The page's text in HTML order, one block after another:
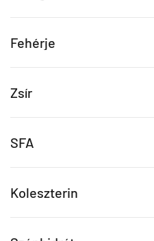
Fehérje
Zsír
SFA
Koleszterin